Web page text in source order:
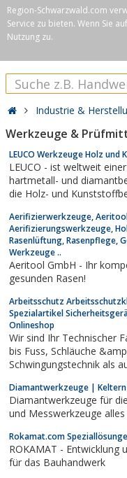
Region-Schwarzwald.com
Service zu bieten. Wenn Sie
Nutzung zu.
Industrie &
Werkzeuge &
LEUCO Werkzeuge Holz und
LEUCO - ist weltweit
hartmetall- und
die Holz- und
Aerifizierwerkzeuge,
Aerifizierungswerkzeuge,
Rasenlüftung, Rasenpflege,
Werkzeuge ..
Aeritool GmbH - Ihr
gesunden Rasen!
Arbeitsschutz
Spezialartikel
Onlineshop
Wir sind Ihr Technischer
bis Fuss, Schläuche &amp; Armaturen undsowie Profile und
Schwingungstechnik als
und Wartungsprodukte, Kunststoffhalbzeuge oder
Diamantwerkzeuge |
Diamantwerkzeuge für die
und Messwerkzeuge
Rokamat.com
ROKAMAT - Entwicklung
für das Bauhandwerk